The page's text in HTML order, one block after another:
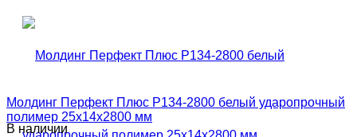
Молдинг Перфект Плюс P134-2800 белый ударопрочный
полимер 25х14х2800 мм
В наличии